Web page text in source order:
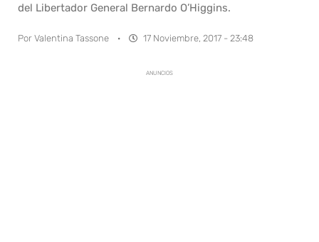
del Libertador General Bernardo O’Higgins.
Por Valentina Tassone · 17 Noviembre, 2017 - 23:48
ANUNCIOS